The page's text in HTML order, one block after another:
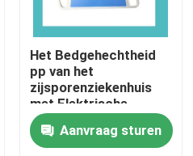
Het Bedgehechtheid
pp van het
zijsporenziekenhuis
met Elektrische
Drukknop Multifunctie
Aanvraag sturen